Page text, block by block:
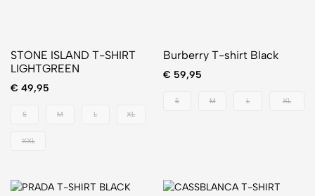
STONE ISLAND T-SHIRT
LIGHTGREEN
€ 49,95
S M L XL
XXL
Burberry T-shirt Black
€ 59,95
S M L XL